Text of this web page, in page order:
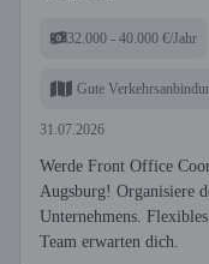
32.000 - 40.000 €/Jahr
Gute
31.07.2026
Werde Front Office
Augsburg! Organisiere
Unternehmens.
Team erwarten dich.